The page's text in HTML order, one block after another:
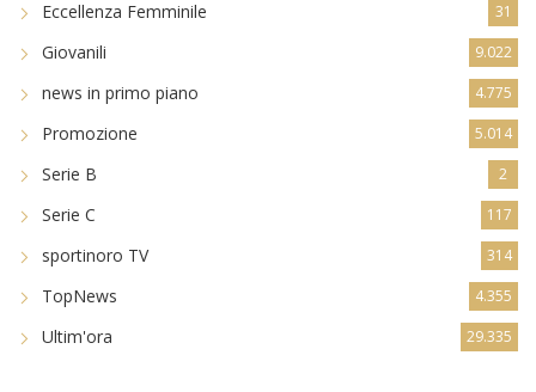
Eccellenza Femminile 31
Giovanili 9.022
news in primo piano 4.775
Promozione 5.014
Serie B 2
Serie C 117
sportinoro TV 314
TopNews 4.355
Ultim'ora 29.335